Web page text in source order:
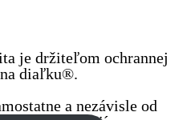
je držiteľom ochrannej
diaľku®.
a nezávisle od